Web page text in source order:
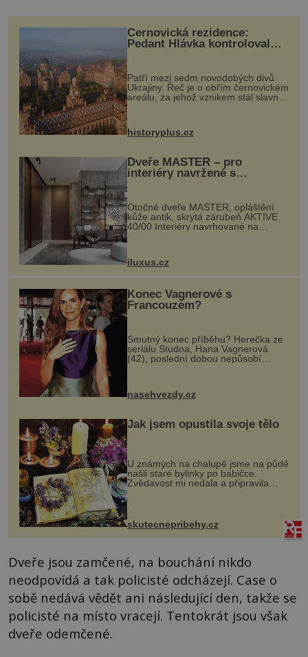
Černovická rezidence:
Pedant Hlávka kontroloval
Patří mezi sedm novodobých divů
Ukrajiny. Řeč je o obřím černovickém
areálu, za jehož vznikem stál slavný
český architekt Josef Hlávka. Ten si
na něm dal mimořádně záležet. Jeho
stavební plány by při ...
historyplus.cz
Dveře MASTER – pro
interiéry navržené s
rozumem i vášní!
Otočné dveře MASTER, opláštění
kůže antik, skrytá zárubeň AKTIVE
40/00 Interiéry navrhované na
zakázku často vyžadují atypické
rozměry nejen nábytku, ale i
dnes umož...
iluxus.cz
Konec Vagnerové s
Francouzem?
Smutný konec příběhu? Herečka ze
seriálu Studna, Hana Vagnerová
(42), poslední dobou nepůsobí
nasehvezdy.cz
Jak jsem opustila svoje tělo
U známých na chalupě jsme na půdě
našli staré bylinky po babičce.
Zvědavost mi nedala a připravila
jsem si z nich lektvar… Zimní pobyt
na chalupě se pro mě vlastní vinou
změnil v děsivý zážitek, na kt...
skutecnepribehy.cz
Dveře jsou zamčené, na bouchání nikdo
neodpovídá a tak policisté odcházejí. Case o
sobě nedává vědět ani následující den, takže se
policisté na místo vracejí. Tentokrát jsou však
dveře odemčené.